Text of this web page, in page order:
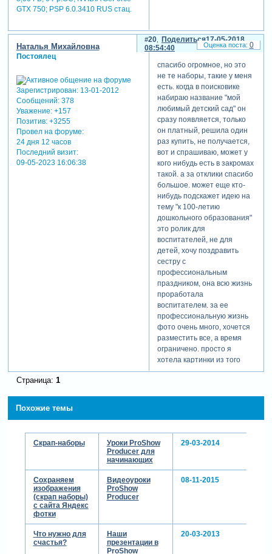
Параметры компьютера:Windows 7
8,00 ГБ, 64-р.ОС; NVIDIA GeForce
GTX 750; PSP 6.0.3410 RUS стац.
Поделиться17-05-2018
08:54:40
Наталья Михайловна
Постоялец
Зарегистрирован: 13-01-2012
Сообщений:378
Уважение: +157
Позитив: +3255
спасибо огромное, но это
не те наборы, такие у меня
есть. когда в поисковике
набираю название "мой
любимый детский сад" он
сразу появляется, только
он платный, решила один
раз купить, не получается,
вот и спрашиваю, может у
кого нибудь есть в закромах
такой. а за отклики спасибо
большое. может еще кто-
нибудь подскажет идею на
тему "к 100-летию
дошкольного образования"
это ролик для
воспитателей, не для
детей, хочу поздравить
сестру с
профессиональным
праздником, она всю жизнь
проработала
воспитателем. за ее
профессиональную жизнь
фото очень много, хочется
хотела картинки из того
на фоне, только теперь про
полная сумятица, но я все
Страница:1
Похожие темы
Скрап-наборы
Уроки ProShow
Producer для
начинающих
29-03-2014
Сохраняем
изображения
(скрап наборы)
с сайта Яндекс
ProShow
Producer